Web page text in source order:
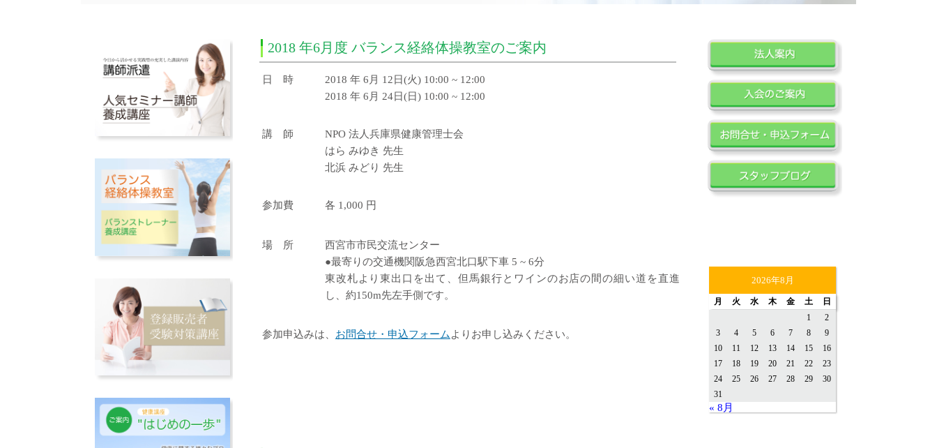
2018 年6月度 バランス経絡体操教室のご案内
日 時
2018 年 6月 12日(火) 10:00 ~ 12:00
2018 年 6月 24日(日) 10:00 ~ 12:00
講 師
NPO 法人兵庫県健康管理士会
はら みゆき 先生
北浜 みどり 先生
参加費 各 1,000 円
場 所
西宮市市民交流センター
●最寄りの交通機関阪急西宮北口駅下車 5 ~ 6分
東改札より東出口を出て、但馬銀行とワインのお店の間の細い道を直進
し、約150m先左手側です。
参加申込みは、 お問合せ・申込フォーム よりお申し込みください。
2026年8月
月 火 水 木 金 土 日
1
2
3
4 5 6 7 8
9
10
11 12 13 14 15
16
17
18 19 20 21 22
23
24
25 26 27 28 29
30
31
« 8月